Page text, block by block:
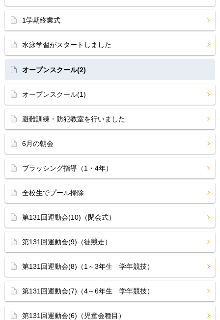
1学期終業式
水泳学習がスタートしました
オープンスクール(2)
オープンスクール(1)
避難訓練・防犯教室を行いました
6月の朝会
ブラッシング指導（1・4年）
全校生でプール掃除
第131回運動会(10)（閉会式）
第131回運動会(9)（徒競走）
第131回運動会(8)（1～3年生 学年競技）
第131回運動会(7)（4～6年生 学年競技）
第131回運動会(6)（児童会種目）